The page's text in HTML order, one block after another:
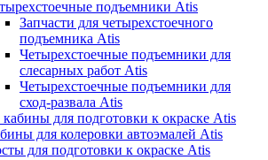
подъемники Atis
Запчасти для четырехстоечного
подъемника Atis
Четырехстоечные подъемники для
слесарных работ Atis
Четырехстоечные подъемники для
сход-развала Atis
для подготовки к окраске Atis
для колеровки автоэмалей Atis
для подготовки к окраске Atis